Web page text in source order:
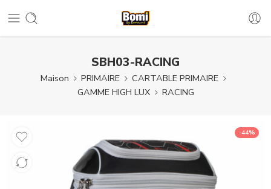
SBH03-RACING
Maison PRIMAIRE
CARTABLE PRIMAIRE
GAMME HIGH LUX
RACING
-44%